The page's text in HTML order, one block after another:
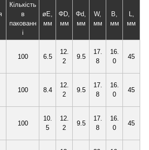
Кількість
в
пакованн
і
øE,
мм
ΦD,
мм
Φd,
мм
W,
мм
B,
мм
мм
100 6.5
12.
2
9.5
17.
8
16.
0
45
100 8.4
12.
2
9.5
17.
8
16.
0
45
100
10.
5
12.
2
9.5
17.
8
16.
0
45